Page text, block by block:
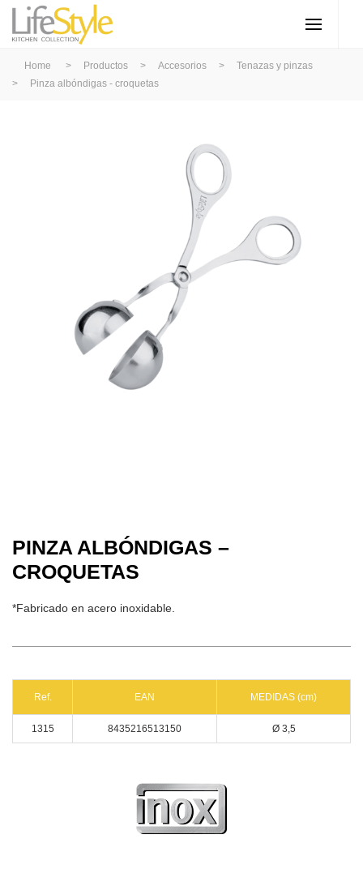
Home > Productos > Accesorios >
Tenazas y pinzas
>
Pinza albóndigas - croquetas
PINZA ALBÓNDIGAS –
CROQUETAS
*Fabricado en acero inoxidable.
Ref. EAN MEDIDAS (cm)
1315 8435216513150 Ø 3,5